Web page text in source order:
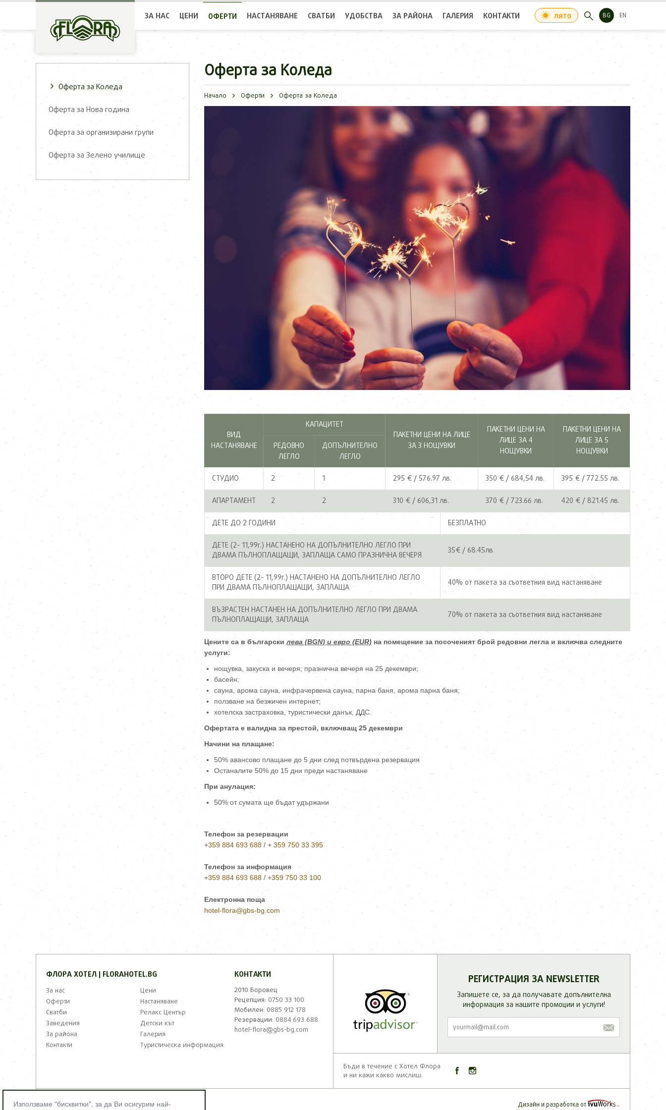
ЗА НАС ЦЕНИ ОФЕРТИ НАСТАНЯВАНЕ СВАТБИ УДОБСТВА ЗА РАЙОНА ГАЛЕРИЯ КОНТАКТИ ЛЯТО BG EN
Оферта за Коледа
Оферта за Нова година
Оферта за организирани групи
Оферта за Зелено училище
Оферта за Коледа
Начало Оферти Оферта за Коледа
ВИД
НАСТАНЯВАНЕ
КАПАЦИТЕТ
ПАКЕТНИ ЦЕНИ НА ЛИЦЕ
ЗА 3 НОЩУВКИ
ПАКЕТНИ ЦЕНИ НА
ЛИЦЕ ЗА 4
НОЩУВКИ
ПАКЕТНИ ЦЕНИ НА
ЛИЦЕ ЗА 5
НОЩУВКИ
РЕДОВНО
ЛЕГЛО
ДОПЪЛНИТЕЛНО
ЛЕГЛО
СТУДИО
2 1 295 € / 576.97 лв. 350 € / 684,54 лв. 395 € / 772.55 лв.
АПАРТАМЕНТ 2 2 310 € / 606,31 лв. 370 € / 723.66 лв. 420 € / 821.45 лв.
ДЕТЕ ДО 2 ГОДИНИ БЕЗПЛАТНО
ДЕТЕ (2- 11,99г.) НАСТАНЕНО НА ДОПЪЛНИТЕЛНО ЛЕГЛО ПРИ
ДВАМА ПЪЛНОПЛАЩАЩИ, ЗАПЛАЩА САМО ПРАЗНИЧНА ВЕЧЕРЯ
35€ / 68.45лв.
ВТОРО ДЕТЕ (2- 11,99г.) НАСТАНЕНО НА ДОПЪЛНИТЕЛНО ЛЕГЛО
ПРИ ДВАМА ПЪЛНОПЛАЩАЩИ, ЗАПЛАЩА
40% от пакета за съответния вид настаняване
ВЪЗРАСТЕН НАСТАНЕН НА ДОПЪЛНИТЕЛНО ЛЕГЛО ПРИ ДВАМА
ПЪЛНОПЛАЩАЩИ, ЗАПЛАЩА
70% от пакета за съответния вид настаняване
Цените са в български лева (BGN) и евро (EUR) на помещение за посоченият брой редовни легла и включва следните
услуги:
нощувка, закуска и вечеря; празнична вечеря на 25 декември;
басейн;
сауна, арома сауна, инфрачервена сауна, парна баня, арома парна баня;
ползване на безжичен интернет;
хотелска застраховка, туристически данък, ДДС.
Офертата е валидна за престой, включващ 25 декември
Начини на плащане:
50% авансово плащане до 5 дни след потвърдена резервация
Останалите 50% до 15 дни преди настаняване
При анулация:
50% от сумата ще бъдат удържани
Телефон за резервации
+359 884 693 688 / + 359 750 33 395
Телефон за информация
+359 884 693 688 / +359 750 33 100
Електронна поща
hotel-flora@gbs-bg.com
ФЛОРА ХОТЕЛ | FLORAHOTEL.BG
За нас
Цени
Оферти
Настаняване
Сватби
Релакс Център
Заведения
Детски кът
За района
Галерия
Контакти
Туристическа информация
КОНТАКТИ
2010 Боровец
Рецепция: 0750 33 100
Мобилен: 0885 912 178
Резервации: 0884 693 688
hotel-flora@gbs-bg.com
РЕГИСТРАЦИЯ ЗА NEWSLETTER
Запишете се, за да получавате допълнителнa
информация за нашите промоции и услуги!
Бъди в течение с Хотел Флора
и ни кажи какво мислиш.
©2012 - 2026 Florahotel.bg. All right reserved! Дизайн и разработка от
Използваме "бисквитки", за да Ви осигурим най-